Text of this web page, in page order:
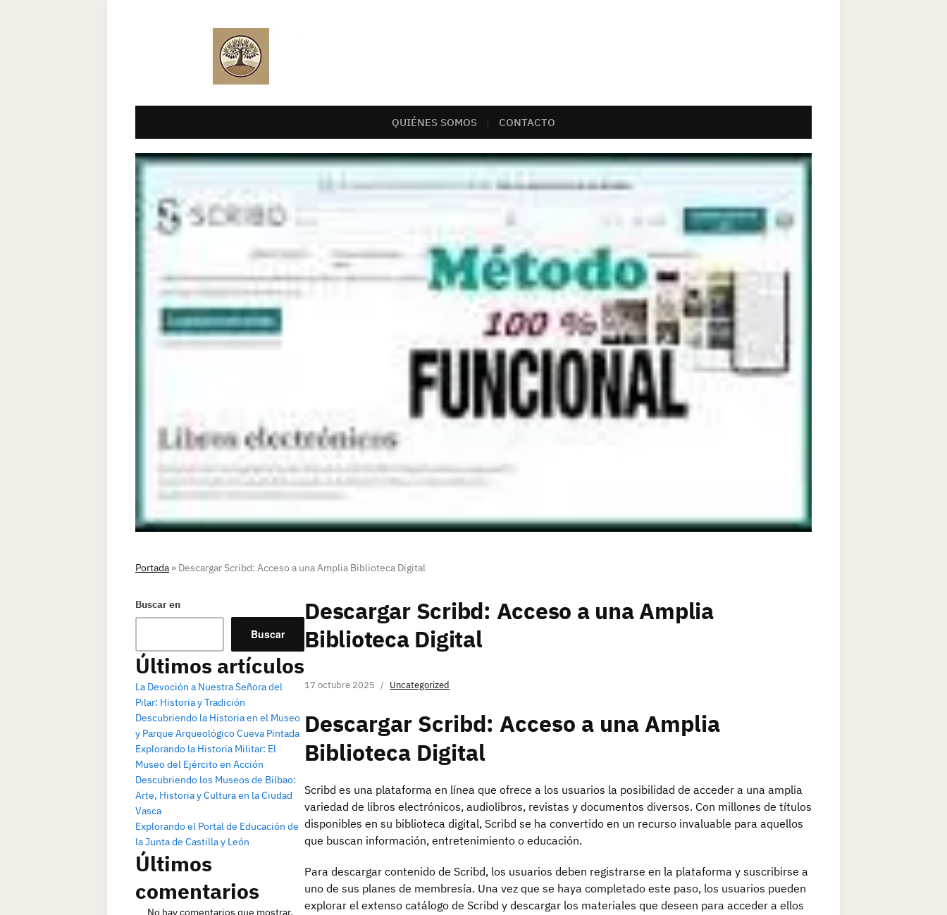
QUIÉNES SOMOS CONTACTO
Portada » Descargar Scribd: Acceso a una Amplia Biblioteca Digital
Buscar en
Buscar
Últimos artículos
La Devoción a Nuestra Señora del
Pilar: Historia y Tradición
Descubriendo la Historia en el Museo
y Parque Arqueológico Cueva Pintada
Explorando la Historia Militar: El
Museo del Ejército en Acción
Descubriendo los Museos de Bilbao:
Arte, Historia y Cultura en la Ciudad
Vasca
Explorando el Portal de Educación de
la Junta de Castilla y León
Últimos
comentarios
No hay comentarios que mostrar.
Descargar Scribd: Acceso a una Amplia
Biblioteca Digital
17 octubre 2025 Uncategorized
Descargar Scribd: Acceso a una Amplia
Biblioteca Digital
Scribd es una plataforma en línea que ofrece a los usuarios la posibilidad de acceder a una amplia
variedad de libros electrónicos, audiolibros, revistas y documentos diversos. Con millones de títulos
disponibles en su biblioteca digital, Scribd se ha convertido en un recurso invaluable para aquellos
que buscan información, entretenimiento o educación.
Para descargar contenido de Scribd, los usuarios deben registrarse en la plataforma y suscribirse a
uno de sus planes de membresía. Una vez que se haya completado este paso, los usuarios pueden
explorar el extenso catálogo de Scribd y descargar los materiales que deseen para acceder a ellos